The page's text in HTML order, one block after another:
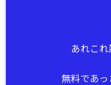
あれこれ
無料であっ